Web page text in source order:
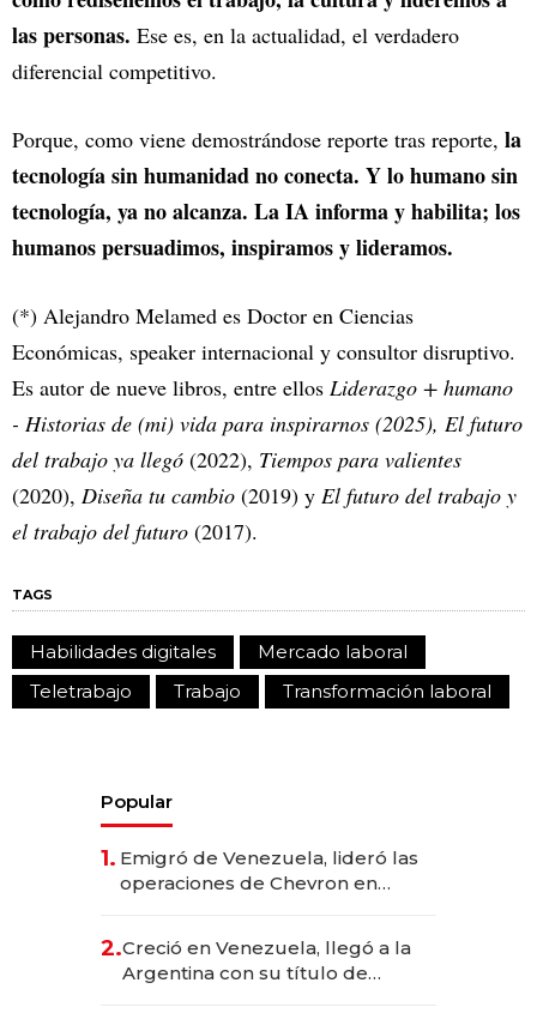
las personas. Ese es, en la actualidad, el verdadero
diferencial competitivo.
Porque, como viene demostrándose reporte tras reporte, la
tecnología sin humanidad no conecta. Y lo humano sin
tecnología, ya no alcanza. La IA informa y habilita; los
humanos persuadimos, inspiramos y lideramos.
(*) Alejandro Melamed es Doctor en Ciencias
Económicas, speaker internacional y consultor disruptivo.
Es autor de nueve libros, entre ellos Liderazgo + humano
- Historias de (mi) vida para inspirarnos (2025), El futuro
del trabajo ya llegó (2022), Tiempos para valientes
(2020), Diseña tu cambio (2019) y El futuro del trabajo y
el trabajo del futuro (2017).
TAGS
Habilidades digitales
Mercado laboral
Teletrabajo
Trabajo Transformación laboral
Popular
1. Emigró de Venezuela, lideró las
operaciones de Chevron en
2.Creció en Venezuela, llegó a la
Argentina con su título de